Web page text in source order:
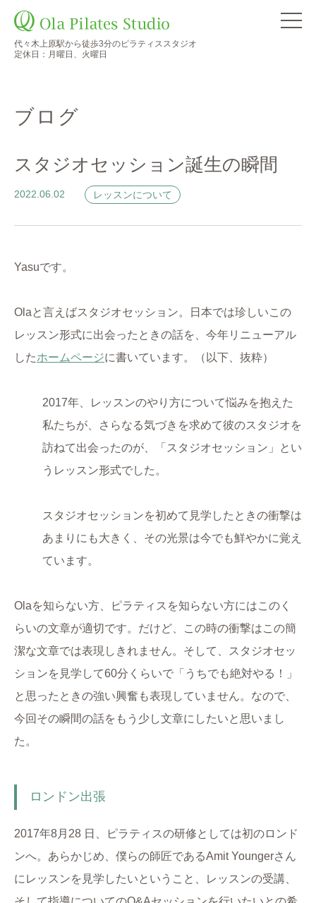
代々木上原駅から徒歩3分のピラティススタジオ
定休日：月曜日、火曜日
ブログ
スタジオセッション誕生の瞬間
2022.06.02 レッスンについて
Yasuです。
Olaと言えばスタジオセッション。日本では珍しいこの
レッスン形式に出会ったときの話を、今年リニューアル
したホームページに書いています。（以下、抜粋）
2017年、レッスンのやり方について悩みを抱えた
私たちが、さらなる気づきを求めて彼のスタジオを
訪ねて出会ったのが、「スタジオセッション」とい
うレッスン形式でした。
スタジオセッションを初めて見学したときの衝撃は
あまりにも大きく、その光景は今でも鮮やかに覚え
ています。
Olaを知らない方、ピラティスを知らない方にはこのく
らいの文章が適切です。だけど、この時の衝撃はこの簡
潔な文章では表現しきれません。そして、スタジオセッ
ションを見学して60分くらいで「うちでも絶対やる！」
と思ったときの強い興奮も表現していません。なので、
今回その瞬間の話をもう少し文章にしたいと思いまし
た。
ロンドン出張
2017年8月28 日、ピラティスの研修としては初のロンド
ンへ。あらかじめ、僕らの師匠であるAmit Youngerさん
にレッスンを見学したいということ、レッスンの受講、